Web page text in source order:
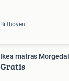
Bilthoven
Ikea matras Morgedal
Gratis